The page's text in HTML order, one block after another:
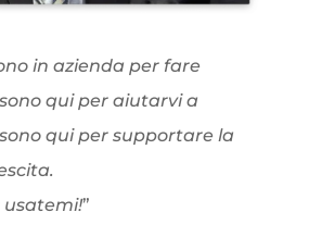
in azienda per fare
qui per aiutarvi a
qui per supportare la
usatemi!”